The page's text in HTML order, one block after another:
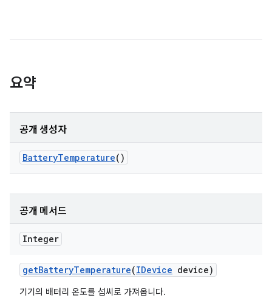
요약
공개 생성자
BatteryTemperature()
공개 메서드
Integer
getBatteryTemperature(IDevice device)
기기의 배터리 온도를 섭씨로 가져옵니다.